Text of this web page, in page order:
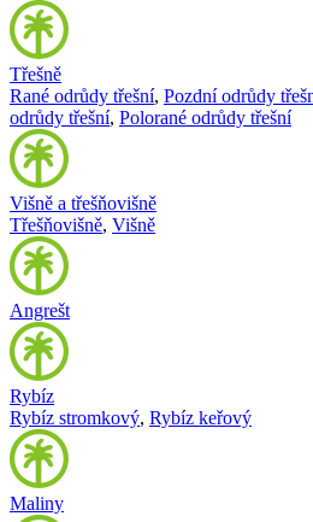
Třešně
Rané odrůdy třešní, Pozdní odrůdy
odrůdy třešní, Polorané odrůdy třešní
Višně a třešňovišně
Třešňovišně, Višně
Angrešt
Rybíz
Rybíz stromkový, Rybíz keřový
Maliny